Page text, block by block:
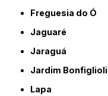
Freguesia do Ó
Jaguaré
Jaraguá
Jardim Bonfiglioli
Lapa